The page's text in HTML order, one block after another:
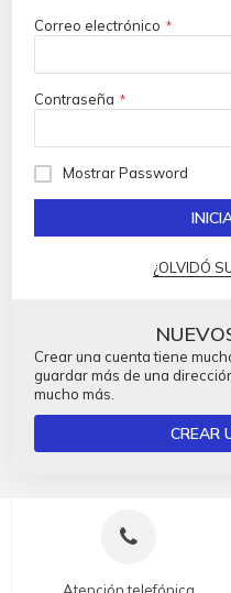
Correo electrónico
Contraseña
Mostrar Password
¿OLVIDÓ
Crear una cuenta tiene
guardar más de una
mucho más.
CREAR